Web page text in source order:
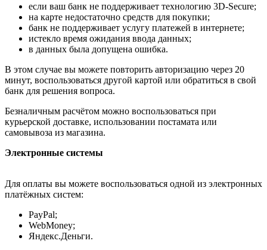
если ваш банк не поддерживает технологию 3D-Secure;
на карте недостаточно средств для покупки;
банк не поддерживает услугу платежей в интернете;
истекло время ожидания ввода данных;
в данных была допущена ошибка.
В этом случае вы можете повторить авторизацию через 20
минут, воспользоваться другой картой или обратиться в свой
банк для решения вопроса.
Безналичным расчётом можно воспользоваться при
курьерской доставке, использовании постамата или
самовывоза из магазина.
Электронные системы
Для оплаты вы можете воспользоваться одной из электронных
платёжных систем:
PayPal;
WebMoney;
Яндекс.Деньги.